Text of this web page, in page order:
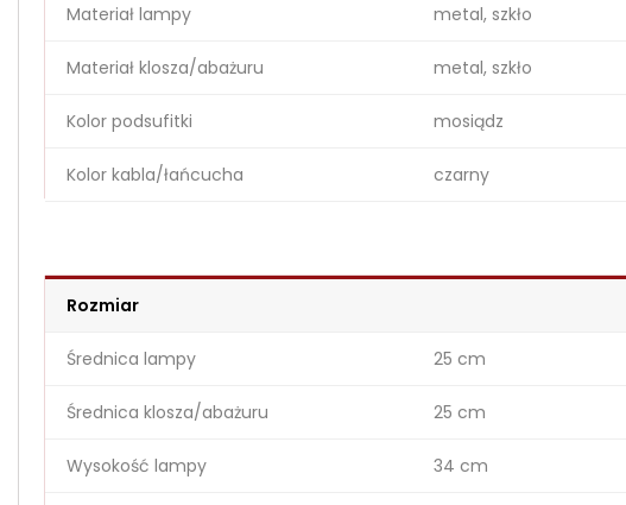
Materiał lampy metal, szkło
Materiał klosza/abażuru metal, szkło
Kolor podsufitki mosiądz
Kolor kabla/łańcucha czarny
Rozmiar
Średnica lampy 25 cm
Średnica klosza/abażuru 25 cm
Wysokość lampy 34 cm